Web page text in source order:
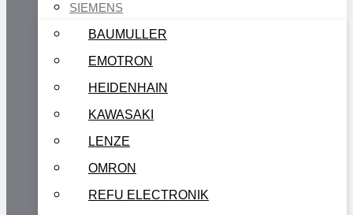
SIEMENS
BAUMULLER
EMOTRON
HEIDENHAIN
KAWASAKI
LENZE
OMRON
REFU ELECTRONIK